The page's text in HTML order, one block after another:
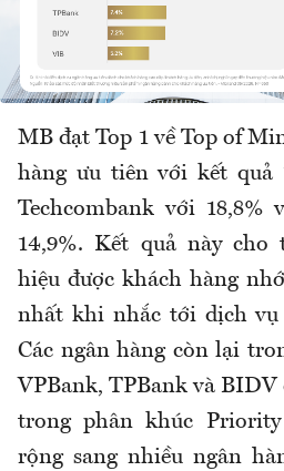
MB đạt Top 1 về Top of
hàng ưu tiên với kết quả
Techcombank với 18,8%
14,9%. Kết quả này
hiệu được khách hàng
nhất khi nhắc tới dịch vụ
Các ngân hàng còn lại
VPBank, TPBank và
trong phân khúc
rộng sang nhiều ngân